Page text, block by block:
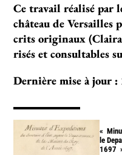
Ce tra­­­­vail réa­­­­lisé par
châ­­­­teau de Versailles
crits ori­­­­gi­­­­naux
risés et consul­­­­ta­­­­bles
Dernière mise à jour
«
le
1697